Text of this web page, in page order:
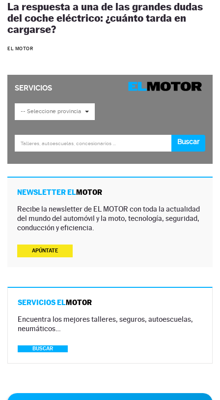
La respuesta a una de las grandes dudas
del coche eléctrico: ¿cuánto tarda en
cargarse?
EL MOTOR
NEWSLETTER ELMOTOR
Recibe la newsletter de EL MOTOR con toda la actualidad
del mundo del automóvil y la moto, tecnología, seguridad,
conducción y eficiencia.
APÚNTATE
SERVICIOS ELMOTOR
Encuentra los mejores talleres, seguros, autoescuelas,
neumáticos…
BUSCAR